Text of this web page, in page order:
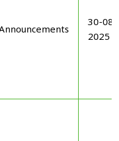
30-08-
2025